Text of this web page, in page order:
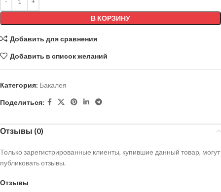
В КОРЗИНУ
Добавить для сравнения
Добавить в список желаний
Категория: Бакалея
Поделиться:
Отзывы (0)
Отзывы
Только зарегистрированные клиенты, купившие данный товар, могут
публиковать отзывы.